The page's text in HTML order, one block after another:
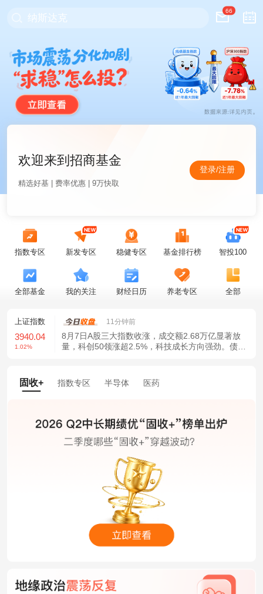
纳斯达克
66
欢迎来到招商基金
精选好基 | 费率优惠 | 9万快取
登录/注册
指数专区 新发专区 稳健专区 基金排行榜 智投100
全部基金 我的关注 财经日历 养老专区 全部
上证指数
3940.04
1.02%
深证成指
14311.01
1.42%
创业板指
3563.12
1.35%
11分钟前
8月7日A股三大指数收涨，成交额2.68万亿显著放
量，科创50领涨超2.5%，科技成长方向强劲。债市
固收+ 指数专区 半导体 医药